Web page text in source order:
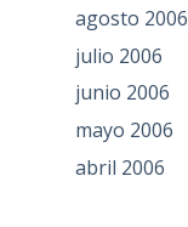
agosto 2006
julio 2006
junio 2006
mayo 2006
abril 2006